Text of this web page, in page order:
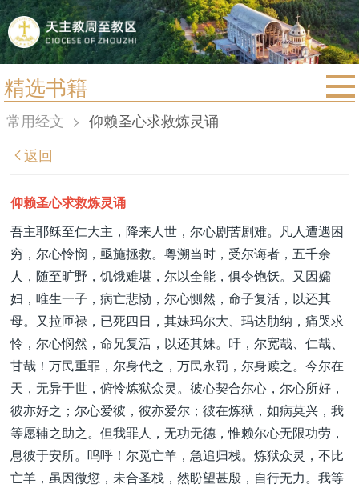
精选书籍
首页
宗教法规
教区简介
信仰文萃
教会圣月
常用经文 > 仰赖圣心求救炼灵诵
返回
仰赖圣心求救炼灵诵
吾主耶稣至仁大主，降来人世，尔心剧苦剧难。凡人遭遇困
穷，尔心怜悯，亟施拯救。粤溯当时，受尔诲者，五千余
人，随至旷野，饥饿难堪，尔以全能，俱令饱饫。又因孀
妇，唯生一子，病亡悲恸，尔心恻然，命子复活，以还其
母。又拉匝禄，已死四日，其妹玛尔大、玛达肋纳，痛哭求
怜，尔心悯然，命兄复活，以还其妹。吁，尔宽哉、仁哉、
甘哉！万民重罪，尔身代之，万民永罚，尔身赎之。今尔在
天，无异于世，俯怜炼狱众灵。彼心契合尔心，尔心所好，
彼亦好之；尔心爱彼，彼亦爱尔；彼在炼狱，如病莫兴，我
等愿辅之助之。但我罪人，无功无德，惟赖尔心无限功劳，
息彼于安所。呜呼！尔觅亡羊，急追归栈。炼狱众灵，不比
亡羊，虽因微愆，未合圣栈，然盼望甚殷，自行无力。我等